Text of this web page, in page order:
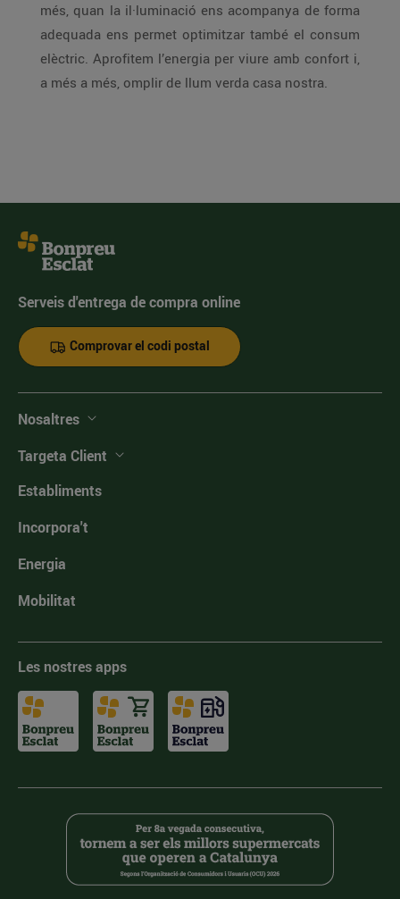
més, quan la il·luminació ens acompanya de forma
adequada ens permet optimitzar també el consum
elèctric. Aprofitem l’energia per viure amb confort i,
a més a més, omplir de llum verda casa nostra.
Serveis d'entrega de compra online
Comprovar el codi postal
Nosaltres
Targeta Client
Establiments
Incorpora't
Energia
Mobilitat
Les nostres apps